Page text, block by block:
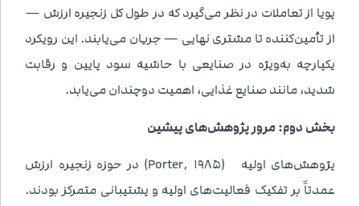
پویا از تعاملات در نظر می‌گیرد که در طول کل زنجیره ارزش —
از تأمین‌کننده تا مشتری نهایی — جریان می‌یابند. این رویکرد
یکپارچه به‌ویژه در صنایعی با حاشیه سود پایین و رقابت
شدید، مانند صنایع غذایی، اهمیت دوچندان می‌یابد.
بخش دوم: مرور پژوهش‌های پیشین
پژوهش‌های اولیه (Porter, 1985) در حوزه زنجیره ارزش
عمدتاً بر تفکیک فعالیت‌های اولیه و پشتیبانی متمرکز بودند.